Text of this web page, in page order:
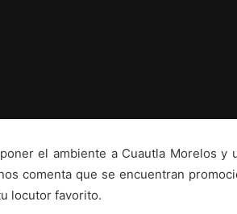
el ambiente a Cuautla Morelos y
comenta que se encuentran
locutor favorito.